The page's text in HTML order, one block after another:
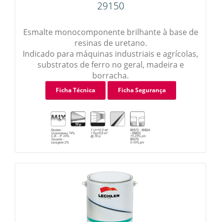
29150
Esmalte monocomponente brilhante à base de
resinas de uretano.
Indicado para máquinas industriais e agrícolas,
substratos de ferro no geral, madeira e
borracha.
Ficha Técnica Ficha Segurança